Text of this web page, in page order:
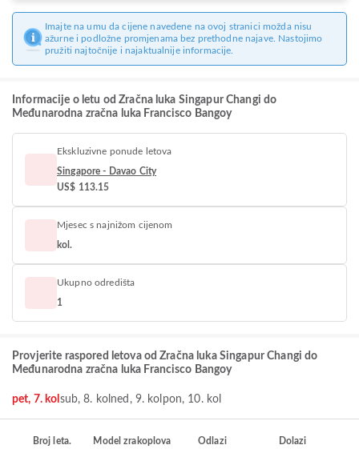
Imajte na umu da cijene navedene na ovoj stranici možda nisu
ažurne i podložne promjenama bez prethodne najave. Nastojimo
pružiti najtočnije i najaktualnije informacije.
Informacije o letu od Zračna luka Singapur Changi do
Međunarodna zračna luka Francisco Bangoy
Ekskluzivne ponude letova
Singapore - Davao City
US$ 113.15
Mjesec s najnižom cijenom
kol.
Ukupno odredišta
1
Provjerite raspored letova od Zračna luka Singapur Changi do
Međunarodna zračna luka Francisco Bangoy
pet, 7. kol sub, 8. kol ned, 9. kol pon, 10. kol
Broj leta. Model zrakoplova Odlazi Dolazi